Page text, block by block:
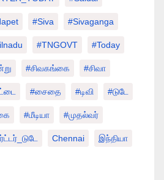
#Siva #Sivaganga
#TNGOVT #today
#சிவகங்கை #சிவா
#சைதை #டிவி #டுடே
#மீடியா #முதல்வர்
Chennai இந்தியா